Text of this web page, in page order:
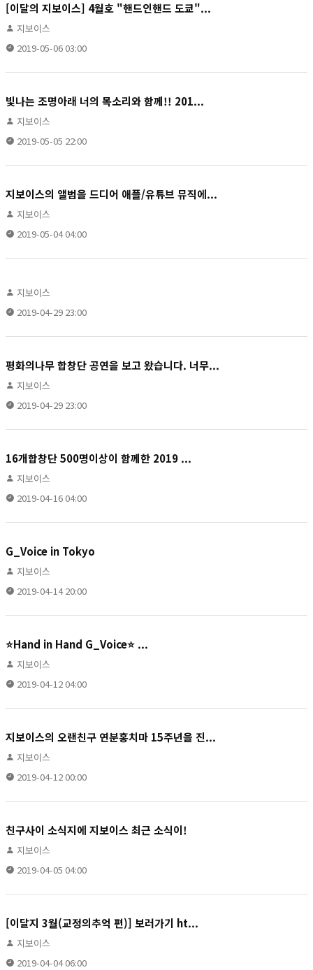
[이달의 지보이스] 4월호 "핸드인핸드 도쿄"...
지보이스
2019-05-06 03:00
빛나는 조명아래 너의 목소리와 함께!! 201...
지보이스
2019-05-05 22:00
지보이스의 앨범을 드디어 애플/유튜브 뮤직에...
지보이스
2019-05-04 04:00
지보이스
2019-04-29 23:00
평화의나무 합창단 공연을 보고 왔습니다. 너무...
지보이스
2019-04-29 23:00
16개합창단 500명이상이 함께한 2019 ...
지보이스
2019-04-16 04:00
G_Voice in Tokyo
지보이스
2019-04-14 20:00
⭐️Hand in Hand G_Voice⭐️ ...
지보이스
2019-04-12 04:00
지보이스의 오랜친구 연분홍치마 15주년을 진...
지보이스
2019-04-12 00:00
친구사이 소식지에 지보이스 최근 소식이!
지보이스
2019-04-05 04:00
[이달지 3월(교정의추억 편)] 보러가기 ht...
지보이스
2019-04-04 06:00